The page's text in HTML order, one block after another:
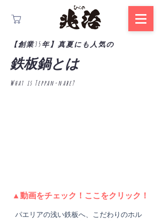
【創業35年】真夏にも人気の
鉄板鍋とは
What is Teppan-nabe?
▲​動画をチェック！ここをクリック！
パエリアの浅い鉄板へ、こだわりのホル